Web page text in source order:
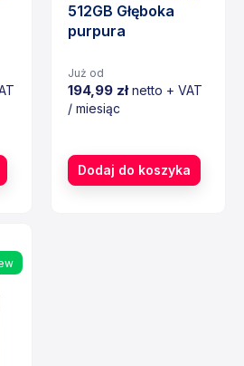
512GB Głęboka
purpura
Już od
194,99 złnetto + VAT
/ miesiąc
Dodaj do koszyka